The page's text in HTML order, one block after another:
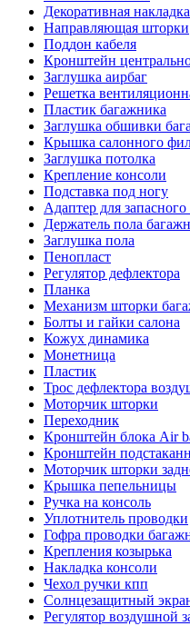
Декоративная накладка
Направляющая шторки
Поддон кабеля
Кронштейн
Заглушка аирбаг
Решетка
Пластик багажника
Заглушка обшивки
Крышка салонного
Заглушка потолка
Крепление консоли
Подставка под ногу
Адаптер для
Держатель пола
Заглушка пола
Пенопласт
Регулятор дефлектора
Планка
Механизм шторки
Болты и гайки салона
Кожух динамика
Монетница
Пластик
Трос дефлектора
Моторчик шторки
Переходник
Кронштейн блока Air
Кронштейн
Моторчик шторки
Крышка пепельницы
Ручка на консоль
Уплотнитель проводки
Гофра проводки
Крепления козырька
Накладка консоли
Чехол ручки кпп
Солнцезащитный
Регулятор воздушной